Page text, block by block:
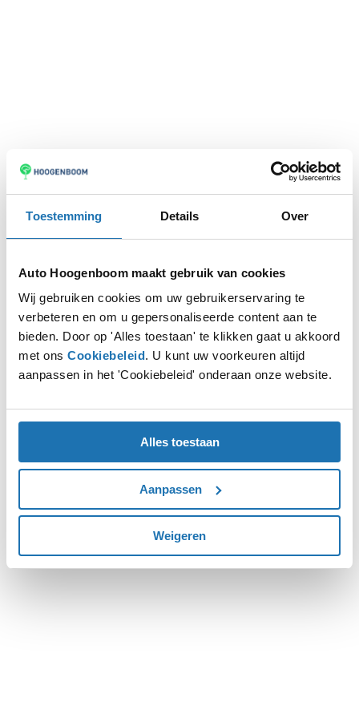
Toestemming Details Over
Auto Hoogenboom maakt gebruik van cookies
Wij gebruiken cookies om uw gebruikerservaring te
verbeteren en om u gepersonaliseerde content aan te
bieden. Door op 'Alles toestaan' te klikken gaat u akkoord
met ons Cookiebeleid. U kunt uw voorkeuren altijd
aanpassen in het 'Cookiebeleid' onderaan onze website.
Alles toestaan
Aanpassen
Weigeren
Application error: aclient-side exception has occurred while
loadingwww.autohoogenboom.nl (see the browser console
more information).